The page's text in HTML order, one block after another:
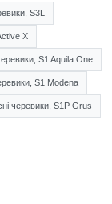
S3L
X
S1 Aquila One
S1 Modena
черевики, S1P Grus